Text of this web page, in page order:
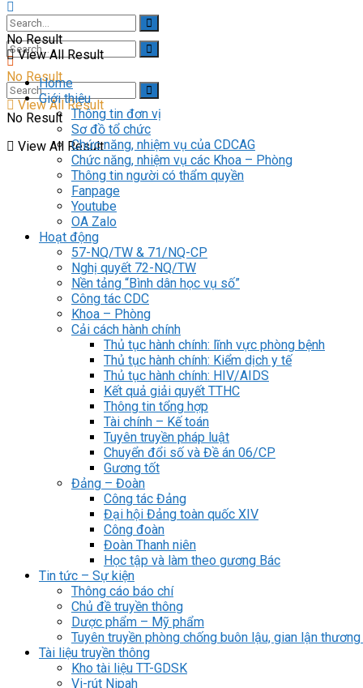
No Result
View All Result
Liên hệ
No Result
View All Result
No Result
View All Result
Home
Giới thiệu
Thông tin đơn vị
Sơ đồ tổ chức
Chức năng, nhiệm vụ của CDCAG
Chức năng, nhiệm vụ các Khoa – Phòng
Thông tin người có thẩm quyền
Fanpage
Youtube
OA Zalo
Hoạt động
57-NQ/TW & 71/NQ-CP
Nghị quyết 72-NQ/TW
Nền tảng “Bình dân học vụ số”
Công tác CDC
Khoa – Phòng
Cải cách hành chính
Thủ tục hành chính: lĩnh vực phòng bệnh
Thủ tục hành chính: Kiểm dịch y tế
Thủ tục hành chính: HIV/AIDS
Kết quả giải quyết TTHC
Thông tin tổng hợp
Tài chính – Kế toán
Tuyên truyền pháp luật
Chuyển đổi số và Đề án 06/CP
Gương tốt
Đảng – Đoàn
Công tác Đảng
Đại hội Đảng toàn quốc XIV
Công đoàn
Đoàn Thanh niên
Học tập và làm theo gương Bác
Tin tức – Sự kiện
Thông cáo báo chí
Chủ đề truyền thông
Dược phẩm – Mỹ phẩm
Tuyên truyền phòng chống buôn lậu, gian lận
Tài liệu truyền thông
Kho tài liệu TT-GDSK
Vi-rút Nipah